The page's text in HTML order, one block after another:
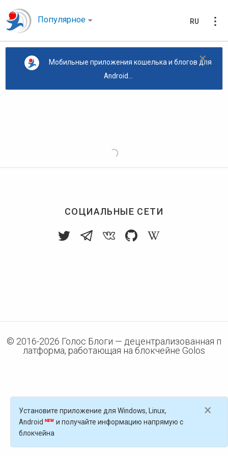
Популярное RU
×
Мобильные приложения кошелька и блогов для
Android...
СОЦИАЛЬНЫЕ СЕТИ
© 2016-2026 Голос Блоги — децентрализованная п
латформа, работающая на блокчейне Golos
×
Установите приложение для Windows, Linux,
Android
и получайте информацию напрямую с
блокчейна